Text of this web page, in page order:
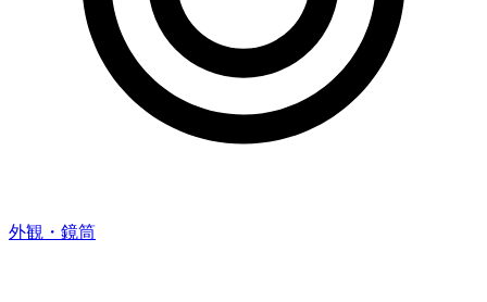
外観・鏡筒